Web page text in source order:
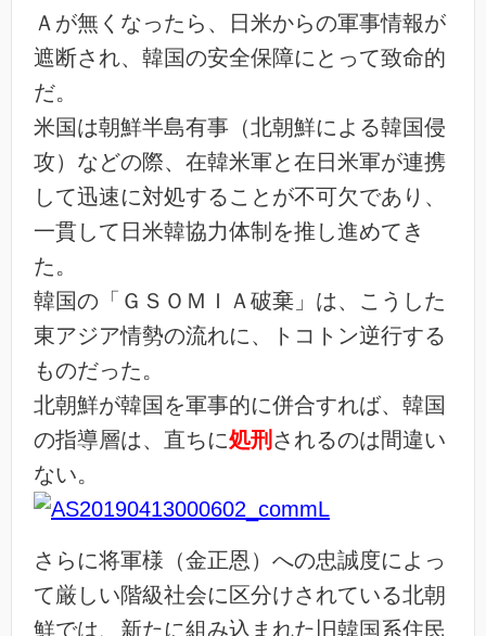
Ａが無くなったら、日米からの軍事情報が
遮断され、韓国の安全保障にとって致命的
だ。
米国は朝鮮半島有事（北朝鮮による韓国侵
攻）などの際、在韓米軍と在日米軍が連携
して迅速に対処することが不可欠であり、
一貫して日米韓協力体制を推し進めてき
た。
韓国の「ＧＳＯＭＩＡ破棄」は、こうした
東アジア情勢の流れに、トコトン逆行する
ものだった。
北朝鮮が韓国を軍事的に併合すれば、韓国
の指導層は、直ちに処刑 されるのは間違い
ない。
さらに将軍様（金正恩）への忠誠度によっ
て厳しい階級社会に区分けされている北朝
鮮では、新たに組み込まれた旧韓国系住民